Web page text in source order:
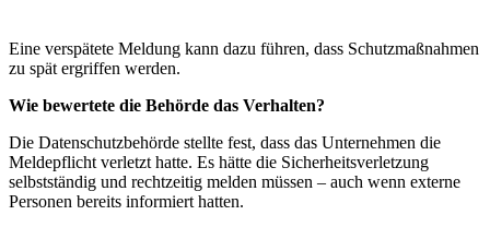
Eine verspätete Meldung kann dazu führen, dass Schutzmaßnahmen
zu spät ergriffen werden.
Wie bewertete die Behörde das Verhalten?
Die Datenschutzbehörde stellte fest, dass das Unternehmen die
Meldepflicht verletzt hatte. Es hätte die Sicherheitsverletzung
selbstständig und rechtzeitig melden müssen – auch wenn externe
Personen bereits informiert hatten.